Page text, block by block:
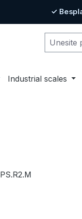
✓
Industrial scales